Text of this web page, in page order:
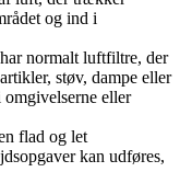
og ind i
normalt luftfiltre, der
støv, dampe eller
eller
flad og let
kan udføres,